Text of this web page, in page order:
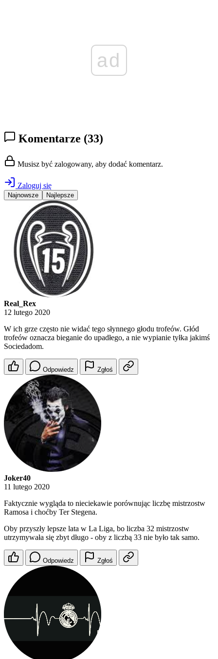
ad
Komentarze (33)
Musisz być zalogowany, aby dodać komentarz.
Zaloguj się
Najnowsze Najlepsze
Real_Rex
12 lutego 2020
W ich grze często nie widać tego słynnego głodu trofeów. Głód
trofeów oznacza bieganie do upadłego, a nie wypianie tyłka jakimś
Sociedadom.
Odpowiedz Zgłoś
Joker40
11 lutego 2020
Faktycznie wygląda to nieciekawie porównując liczbę mistrzostw
Ramosa i choćby Ter Stegena.
Oby przyszły lepsze lata w La Liga, bo liczba 32 mistrzostw
utrzymywała się zbyt długo - oby z liczbą 33 nie było tak samo.
Odpowiedz Zgłoś